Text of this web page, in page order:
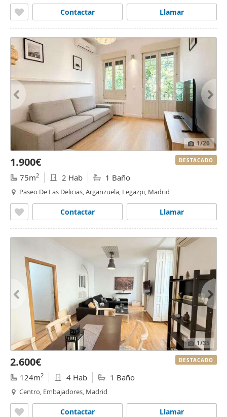
Llamar
Contactar
1/26
1.900€
75m2 2 Hab 1 Baño
Paseo De Las Delicias, Arganzuela, Legazpi, Madrid
Llamar
Contactar
DESTACADO
1/35
2.600€
124m2 4 Hab 1 Baño
Centro, Embajadores, Madrid
Llamar
Contactar
DESTACADO